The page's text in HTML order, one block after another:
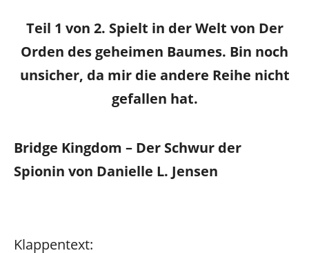
Teil 1 von 2. Spielt in der Welt von Der
Orden des geheimen Baumes. Bin noch
unsicher, da mir die andere Reihe nicht
gefallen hat.
Bridge Kingdom – Der Schwur der
Spionin von Danielle L. Jensen
Klappentext: